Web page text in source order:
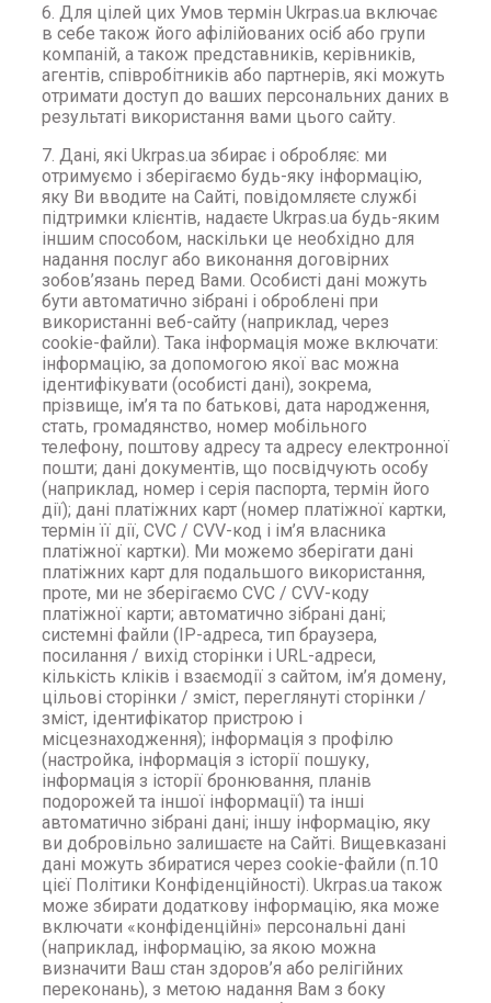
6. Для цілей цих Умов термін Ukrpas.ua включає
в себе також його афілійованих осіб або групи
компаній, а також представників, керівників,
агентів, співробітників або партнерів, які можуть
отримати доступ до ваших персональних даних в
результаті використання вами цього сайту.
7. Дані, які Ukrpas.ua збирає і обробляє: ми
отримуємо і зберігаємо будь-яку інформацію,
яку Ви вводите на Сайті, повідомляєте службі
підтримки клієнтів, надаєте Ukrpas.ua будь-яким
іншим способом, наскільки це необхідно для
надання послуг або виконання договірних
зобов’язань перед Вами. Особисті дані можуть
бути автоматично зібрані і оброблені при
використанні веб-сайту (наприклад, через
cookie-файли). Така інформація може включати:
інформацію, за допомогою якої вас можна
ідентифікувати (особисті дані), зокрема,
прізвище, ім’я та по батькові, дата народження,
стать, громадянство, номер мобільного
телефону, поштову адресу та адресу електронної
пошти; дані документів, що посвідчують особу
(наприклад, номер і серія паспорта, термін його
дії); дані платіжних карт (номер платіжної картки,
термін її дії, CVC / CVV-код і ім’я власника
платіжної картки). Ми можемо зберігати дані
платіжних карт для подальшого використання,
проте, ми не зберігаємо CVC / CVV-коду
платіжної карти; автоматично зібрані дані;
системні файли (IP-адреса, тип браузера,
посилання / вихід сторінки і URL-адреси,
кількість кліків і взаємодії з сайтом, ім’я домену,
цільові сторінки / зміст, переглянуті сторінки /
зміст, ідентифікатор пристрою і
місцезнаходження); інформація з профілю
(настройка, інформація з історії пошуку,
інформація з історії бронювання, планів
подорожей та іншої інформації) та інші
автоматично зібрані дані; іншу інформацію, яку
ви добровільно залишаєте на Сайті. Вищевказані
дані можуть збиратися через cookie-файли (п.10
цієї Політики Конфіденційності). Ukrpas.ua також
може збирати додаткову інформацію, яка може
включати «конфіденційні» персональні дані
(наприклад, інформацію, за якою можна
визначити Ваш стан здоров’я або релігійних
переконань), з метою надання Вам з боку